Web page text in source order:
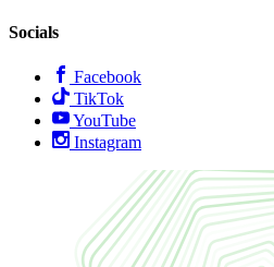
Socials
Facebook
TikTok
YouTube
Instagram